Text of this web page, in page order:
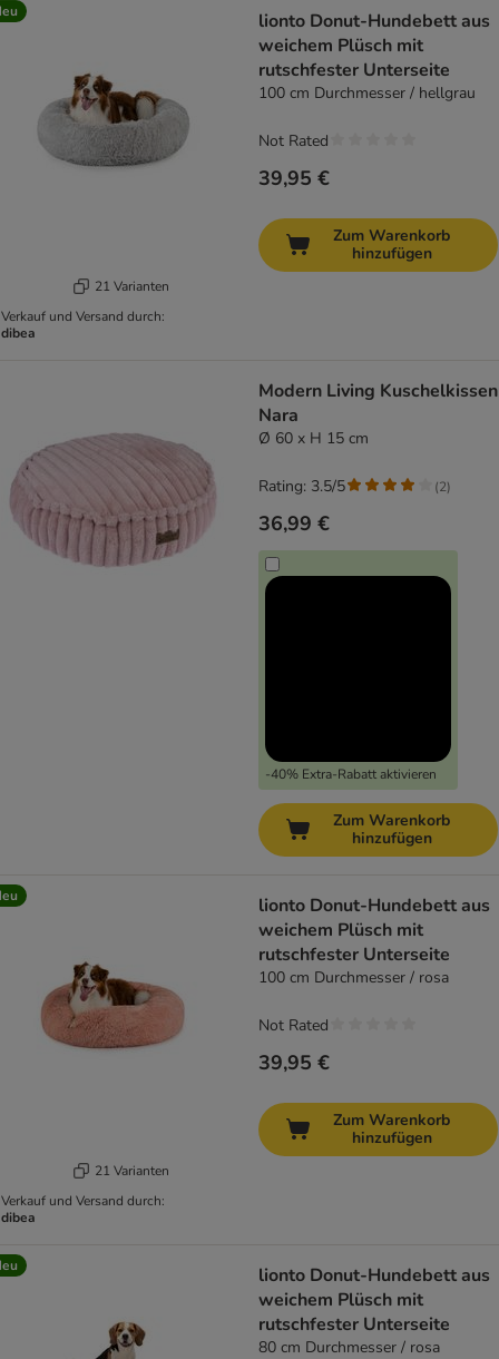
21 Varianten
Verkauf und Versand durch:
dibea
lionto Donut-Hundebett aus
weichem Plüsch mit
rutschfester Unterseite
100 cm Durchmesser / hellgrau
39,95 €
Not Rated
Zum Warenkorb
hinzufügen
Modern Living Kuschelkissen
Nara
Ø 60 x H 15 cm
36,99 €
-40% Extra-Rabatt aktivieren
Rating: 3.5/5 (2)
Zum Warenkorb
hinzufügen
21 Varianten
Verkauf und Versand durch:
dibea
lionto Donut-Hundebett aus
weichem Plüsch mit
rutschfester Unterseite
100 cm Durchmesser / rosa
39,95 €
Not Rated
Zum Warenkorb
hinzufügen
lionto Donut-Hundebett aus
weichem Plüsch mit
rutschfester Unterseite
80 cm Durchmesser / rosa